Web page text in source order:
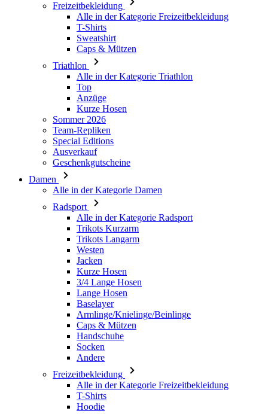
Freizeitbekleidung
Alle in der Kategorie Freizeitbekleidung
T-Shirts
Sweatshirt
Caps & Mützen
Triathlon
Alle in der Kategorie Triathlon
Top
Anzüge
Kurze Hosen
Sommer 2026
Team-Repliken
Special Editions
Ausverkauf
Geschenkgutscheine
Damen
Alle in der Kategorie Damen
Radsport
Alle in der Kategorie Radsport
Trikots Kurzarm
Trikots Langarm
Westen
Jacken
Kurze Hosen
3/4 Lange Hosen
Lange Hosen
Baselayer
Armlinge/Knielinge/Beinlinge
Caps & Mützen
Handschuhe
Socken
Andere
Freizeitbekleidung
Alle in der Kategorie Freizeitbekleidung
T-Shirts
Hoodie